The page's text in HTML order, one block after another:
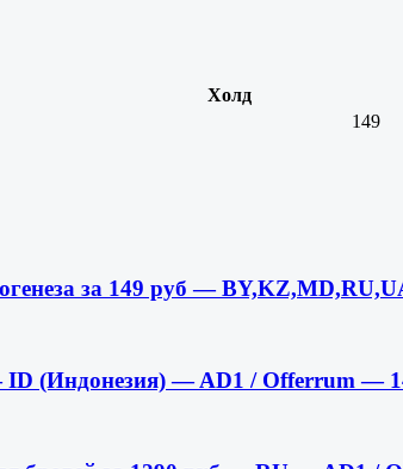
Холд
149
за 149 руб —
ID (Индонезия) — AD1 / Offerrum —